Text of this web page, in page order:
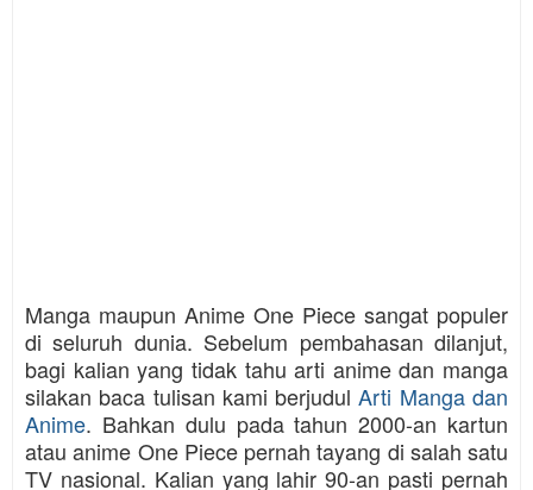
Manga maupun Anime One Piece sangat populer
di seluruh dunia. Sebelum pembahasan dilanjut,
bagi kalian yang tidak tahu arti anime dan manga
silakan baca tulisan kami berjudulArti Manga dan
Anime. Bahkan dulu pada tahun 2000-an kartun
atau anime One Piece pernah tayang di salah satu
TV nasional. Kalian yang lahir 90-an pasti pernah